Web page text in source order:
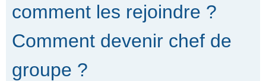
comment les rejoindre ?
Comment devenir chef de
groupe ?